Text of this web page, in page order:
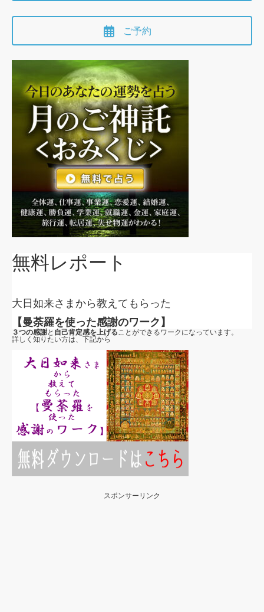
ご予約
無料レポート
大日如来さまから教えてもらった
【曼荼羅を使った感謝のワーク】
３つの感謝と 自己肯定感を上げることができるワークになっています。
詳しく知りたい方は、下記から
スポンサーリンク